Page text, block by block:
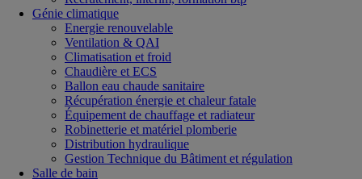
Génie climatique
Energie renouvelable
Ventilation & QAI
Climatisation et froid
Chaudière et ECS
Ballon eau chaude sanitaire
Récupération énergie et chaleur fatale
Équipement de chauffage et radiateur
Robinetterie et matériel plomberie
Distribution hydraulique
Gestion Technique du Bâtiment et régulation
Salle de bain